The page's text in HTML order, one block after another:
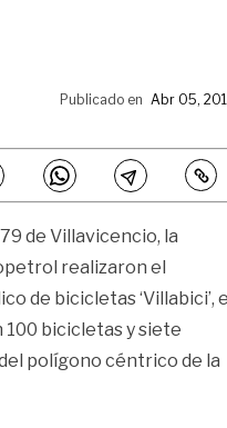
Publicado en Abr 05,
de Villavicencio, la
realizaron el
de bicicletas ‘Villabici’,
bicicletas y siete
polígono céntrico de la